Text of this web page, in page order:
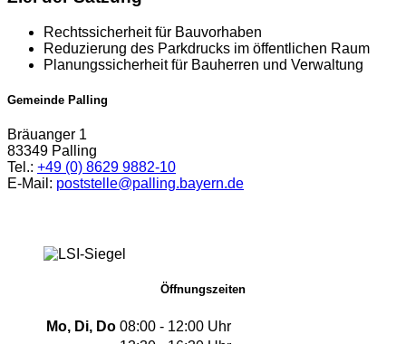
Rechtssicherheit für Bauvorhaben
Reduzierung des Parkdrucks im öffentlichen Raum
Planungssicherheit für Bauherren und Verwaltung
Gemeinde Palling
Bräuanger 1
83349 Palling
Tel.: +49 (0) 8629 9882-10
E-Mail: poststelle@palling.bayern.de
Öffnungszeiten
Mo, Di, Do 08:00 - 12:00 Uhr